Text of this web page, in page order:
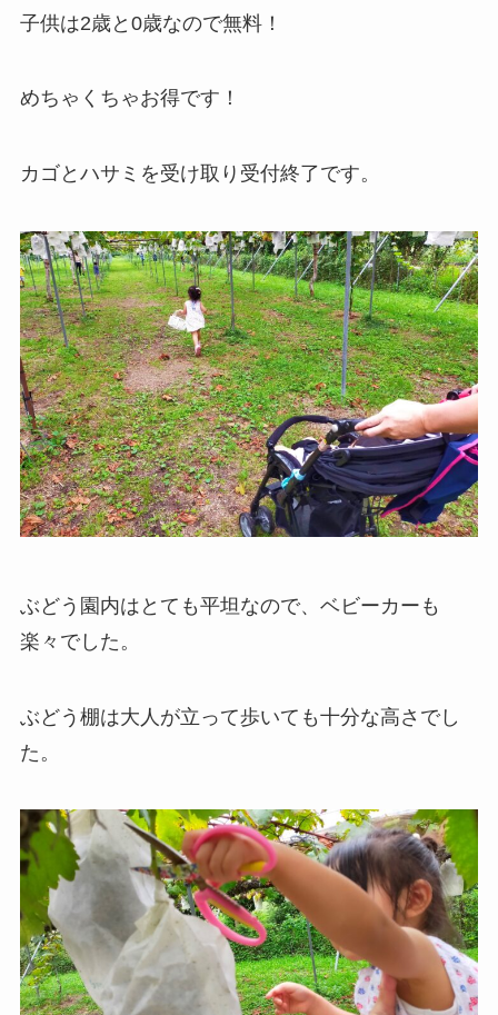
子供は2歳と0歳なので無料！
めちゃくちゃお得です！
カゴとハサミを受け取り受付終了です。
ぶどう園内はとても平坦なので、ベビーカーも
楽々でした。
ぶどう棚は大人が立って歩いても十分な高さでし
た。